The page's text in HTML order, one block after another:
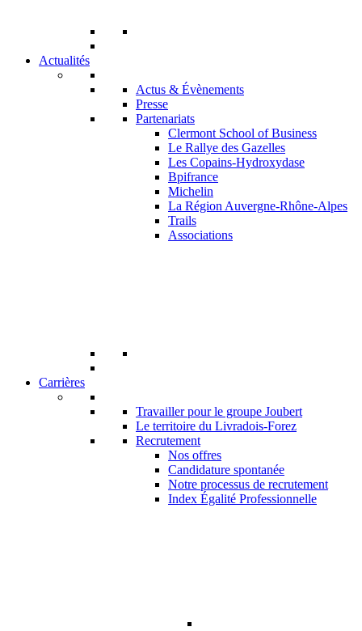
Actualités
Actus & Évènements
Presse
Partenariats
Clermont School of Business
Le Rallye des Gazelles
Les Copains-Hydroxydase
Bpifrance
Michelin
La Région Auvergne-Rhône-Alpes
Trails
Associations
Carrières
Travailler pour le groupe Joubert
Le territoire du Livradois-Forez
Recrutement
Nos offres
Candidature spontanée
Notre processus de recrutement
Index Égalité Professionnelle